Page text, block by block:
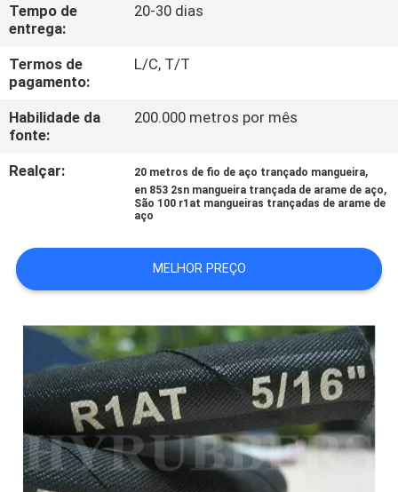
CONTACTE-
NOS
PEÇA
MAPA
SITE
PRIVACY
POLICY
Tempo de
entrega:
20-30 dias
Termos de
pagamento:
L/C, T/T
Habilidade da
fonte:
200.000 metros por mês
Realçar: 20 metros de fio de aço trançado mangueira,
en 853 2sn mangueira trançada de arame de aço,
São 100 r1at mangueiras trançadas de arame de
aço
MELHOR PREÇO